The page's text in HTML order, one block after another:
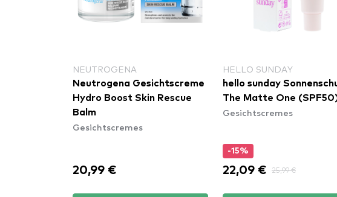
NEUTROGENA
Neutrogena Gesichtscreme
Hydro Boost Skin Rescue
Balm
Gesichtscremes
20,99 €
HELLO SUNDAY
hello sunday
The Matte One
Gesichtscremes
-15%
22,09 € 25,99 €